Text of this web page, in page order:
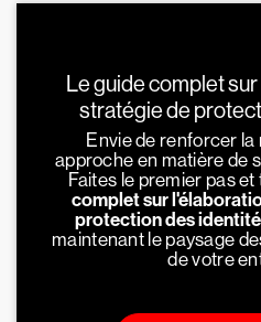
Le guide complet
stratégie de
Envie de renforcer
approche en matière de
Faites le premier pas
complet sur
protection des
maintenant le paysage
de votre